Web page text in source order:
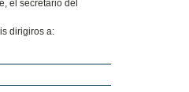
el secretario del
dirigiros a: